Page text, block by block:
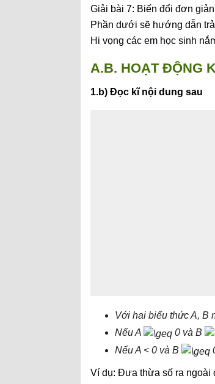
Giải bài 7: Biến đổi đơn
Phần dưới sẽ hướng dẫn
Hi vọng các em học sinh
A.B. HOẠT ĐỘNG
1.b) Đọc kĩ nội dung sau
Với hai biểu thức A, B
Nếu A 0 và B
Nếu A < 0 và B
Ví dụ: Đưa thừa số ra ngoài